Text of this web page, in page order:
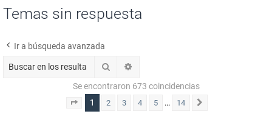
Temas sin respuesta
Ir a búsqueda avanzada
Buscar
Se encontraron 673 coincidencias
Página 1de 14
1 2 3 4 5 … 14